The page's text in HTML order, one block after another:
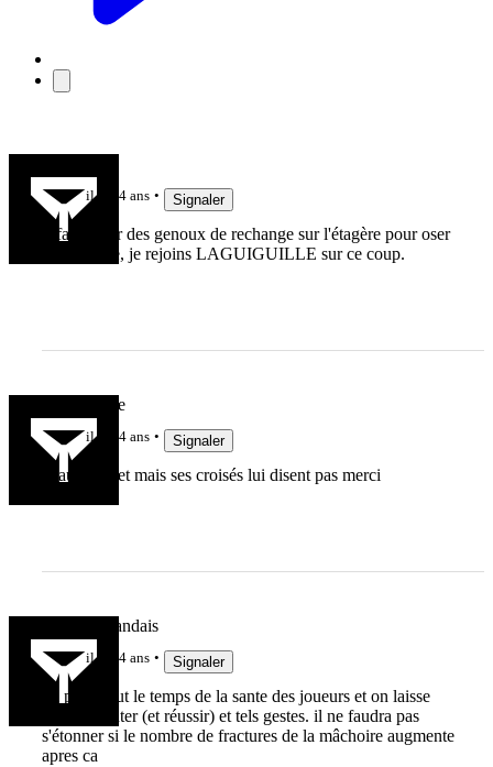
il y a 4 ans Signaler
Il faut avoir des genoux de rechange sur l'étagère pour oser
un tel geste, je rejoins LAGUIGUILLE sur ce coup.
LaGuiguille
il y a 4 ans Signaler
beau crochet mais ses croisés lui disent pas merci
Le Haut Landais
il y a 4 ans Signaler
on parle tout le temps de la sante des joueurs et on laisse
certains tenter (et réussir) et tels gestes. il ne faudra pas
s'étonner si le nombre de fractures de la mâchoire augmente
apres ca